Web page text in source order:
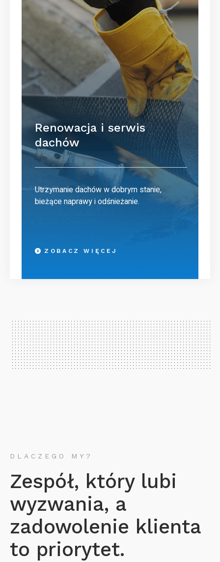
Renowacja i serwis
dachów
Utrzymanie dachów w dobrym stanie,
bieżące naprawy i odśnieżanie.
ZOBACZ WIĘCEJ
DLACZEGO MY?
Zespół, który lubi
wyzwania, a
zadowolenie klienta
to priorytet.